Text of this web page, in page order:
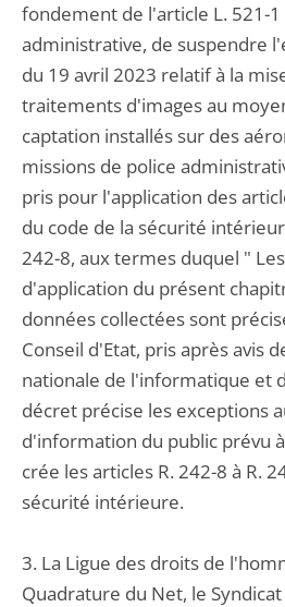
fondement de l'article L. 521-
administrative, de suspendre
du 19 avril 2023 relatif à la
traitements d'images au
captation installés sur des
missions de police
pris pour l'application des
du code de la sécurité
242-8, aux termes duquel "
d'application du présent
données collectées sont
Conseil d'Etat, pris après avis
nationale de l'informatique et
décret précise les exceptions
d'information du public prévu
crée les articles R. 242-8 à R.
sécurité intérieure.
3. La Ligue des droits de
Quadrature du Net, le